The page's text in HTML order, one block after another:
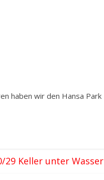
haben wir den Hansa Park
29 Keller unter Wasser